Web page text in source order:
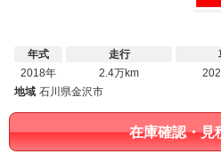
年式
2018年
走行
2.4万km
地域 石川県金沢市
在庫確認・見